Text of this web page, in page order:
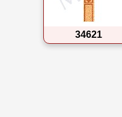
34621